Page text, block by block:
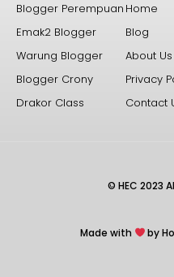
Blogger Perempuan
Emak2 Blogger
Warung Blogger
Blogger Crony
Drakor Class
Home
Blog
About Us
Privacy
Contact
© HEC 2023
Made with by